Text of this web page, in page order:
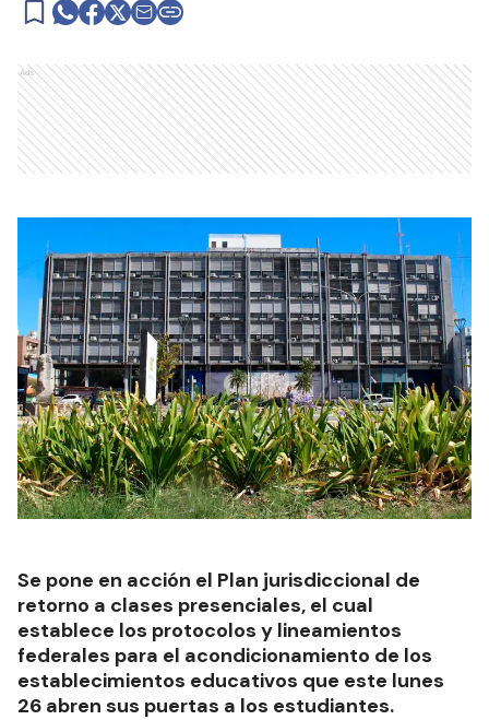
Ads
Se pone en acción el Plan jurisdiccional de
retorno a clases presenciales, el cual
establece los protocolos y lineamientos
federales para el acondicionamiento de los
establecimientos educativos que este lunes
26 abren sus puertas a los estudiantes.